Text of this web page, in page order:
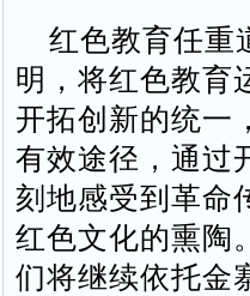
红色教育任重
明，将红色教育
开拓创新的统一
有效途径，通过
刻地感受到革命
红色文化的熏陶
们将继续依托金